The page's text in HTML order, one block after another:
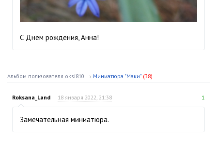
С Днём рождения, Анна!
Альбом пользователя oksi810 → Миниатюра "Маки" (38)
Roksana_Land 18 января 2022, 21:38 1
Замечательная миниатюра.